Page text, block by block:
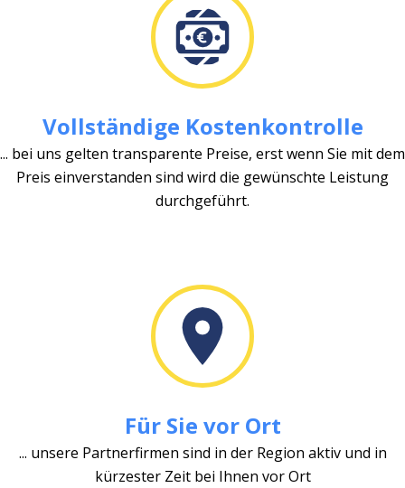
Vollständige Kostenkontrolle
... bei uns gelten transparente Preise, erst wenn Sie mit dem
Preis einverstanden sind wird die gewünschte Leistung
durchgeführt.
Für Sie vor Ort
... unsere Partnerfirmen sind in der Region aktiv und in
kürzester Zeit bei Ihnen vor Ort